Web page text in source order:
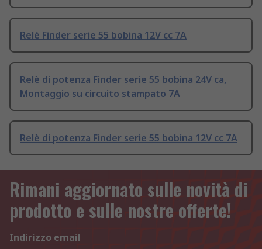
Relè Finder serie 55 bobina 12V cc 7A
Relè di potenza Finder serie 55 bobina 24V ca,
Montaggio su circuito stampato 7A
Relè di potenza Finder serie 55 bobina 12V cc 7A
Rimani aggiornato sulle novità di
prodotto e sulle nostre offerte!
Indirizzo email